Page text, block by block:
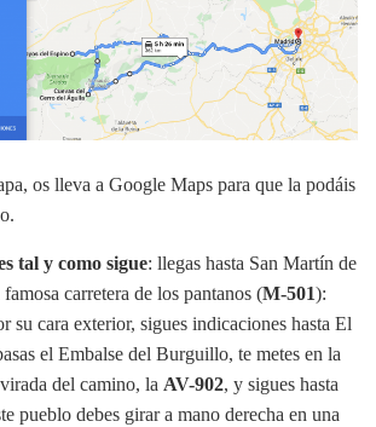
os lleva a Google Maps para que la podáis
tal y como sigue: llegas hasta San Martín de
carretera de los pantanos (M-501):
su cara exterior, sigues indicaciones hasta El
el Embalse del Burguillo, te metes en la
del camino, la AV-902, y sigues hasta
pueblo debes girar a mano derecha en una